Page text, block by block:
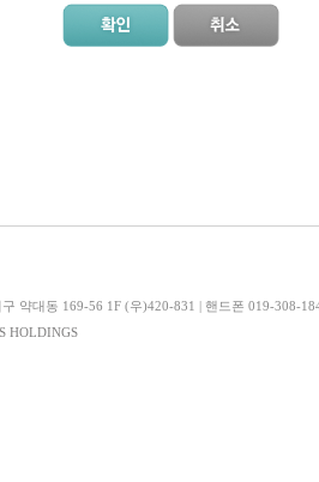
약대동 169-56 1F (우)420-831 | 핸드폰 019-308-
HOLDINGS